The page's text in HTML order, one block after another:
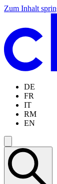
Zum Inhalt
Zum
springen
Zur
springen
Zur
springen
Zur
springen
DE
FR
IT
RM
EN